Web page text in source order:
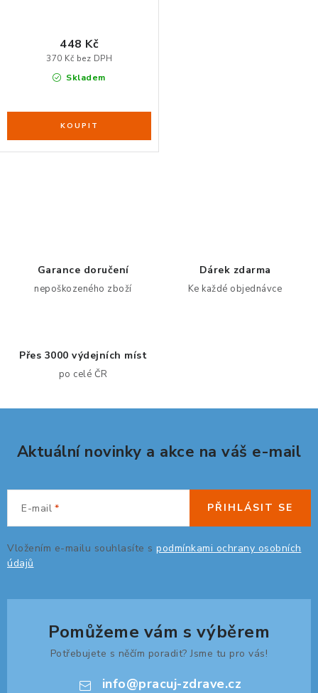
Skladem
370 Kč bez DPH
448 Kč
i
u
Garance doručení
nepoškozeného zboží
Dárek zdarma
Ke každé objednávce
Přes 3000 výdejních míst
po celé ČR
Aktuální novinky a akce na váš e-mail
E-mail
Vložením e-mailu souhlasíte s podmínkami ochrany osobních
údajů
PŘIHLÁSIT SE
Pomůžeme vám s výběrem
Potřebujete s něčím poradit? Jsme tu pro vás!
info@pracuj-zdrave.cz